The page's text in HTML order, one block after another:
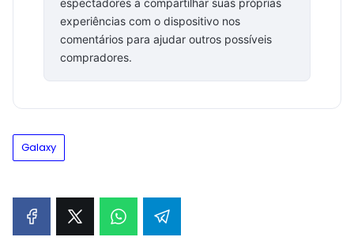
espectadores a compartilhar suas próprias
experiências com o dispositivo nos
comentários para ajudar outros possíveis
compradores.
Galaxy